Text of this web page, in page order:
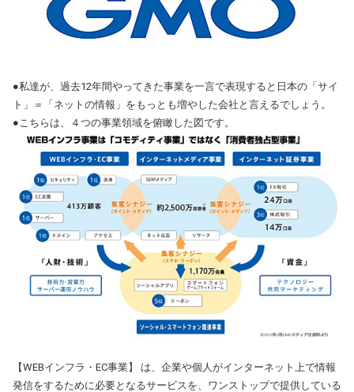
●私達が、過去12年間やってきた事業を一言で表現すると日本の「サイ
ト」＝「ネットの情報」をもっとも増やした会社と言えるでしょう。
●こちらは、４つの事業領域を俯瞰した図です。
【WEBインフラ・EC事業】 は、企業や個人がインターネット上で情報
発信をするために必要となるサービスを、ワンストップで提供している